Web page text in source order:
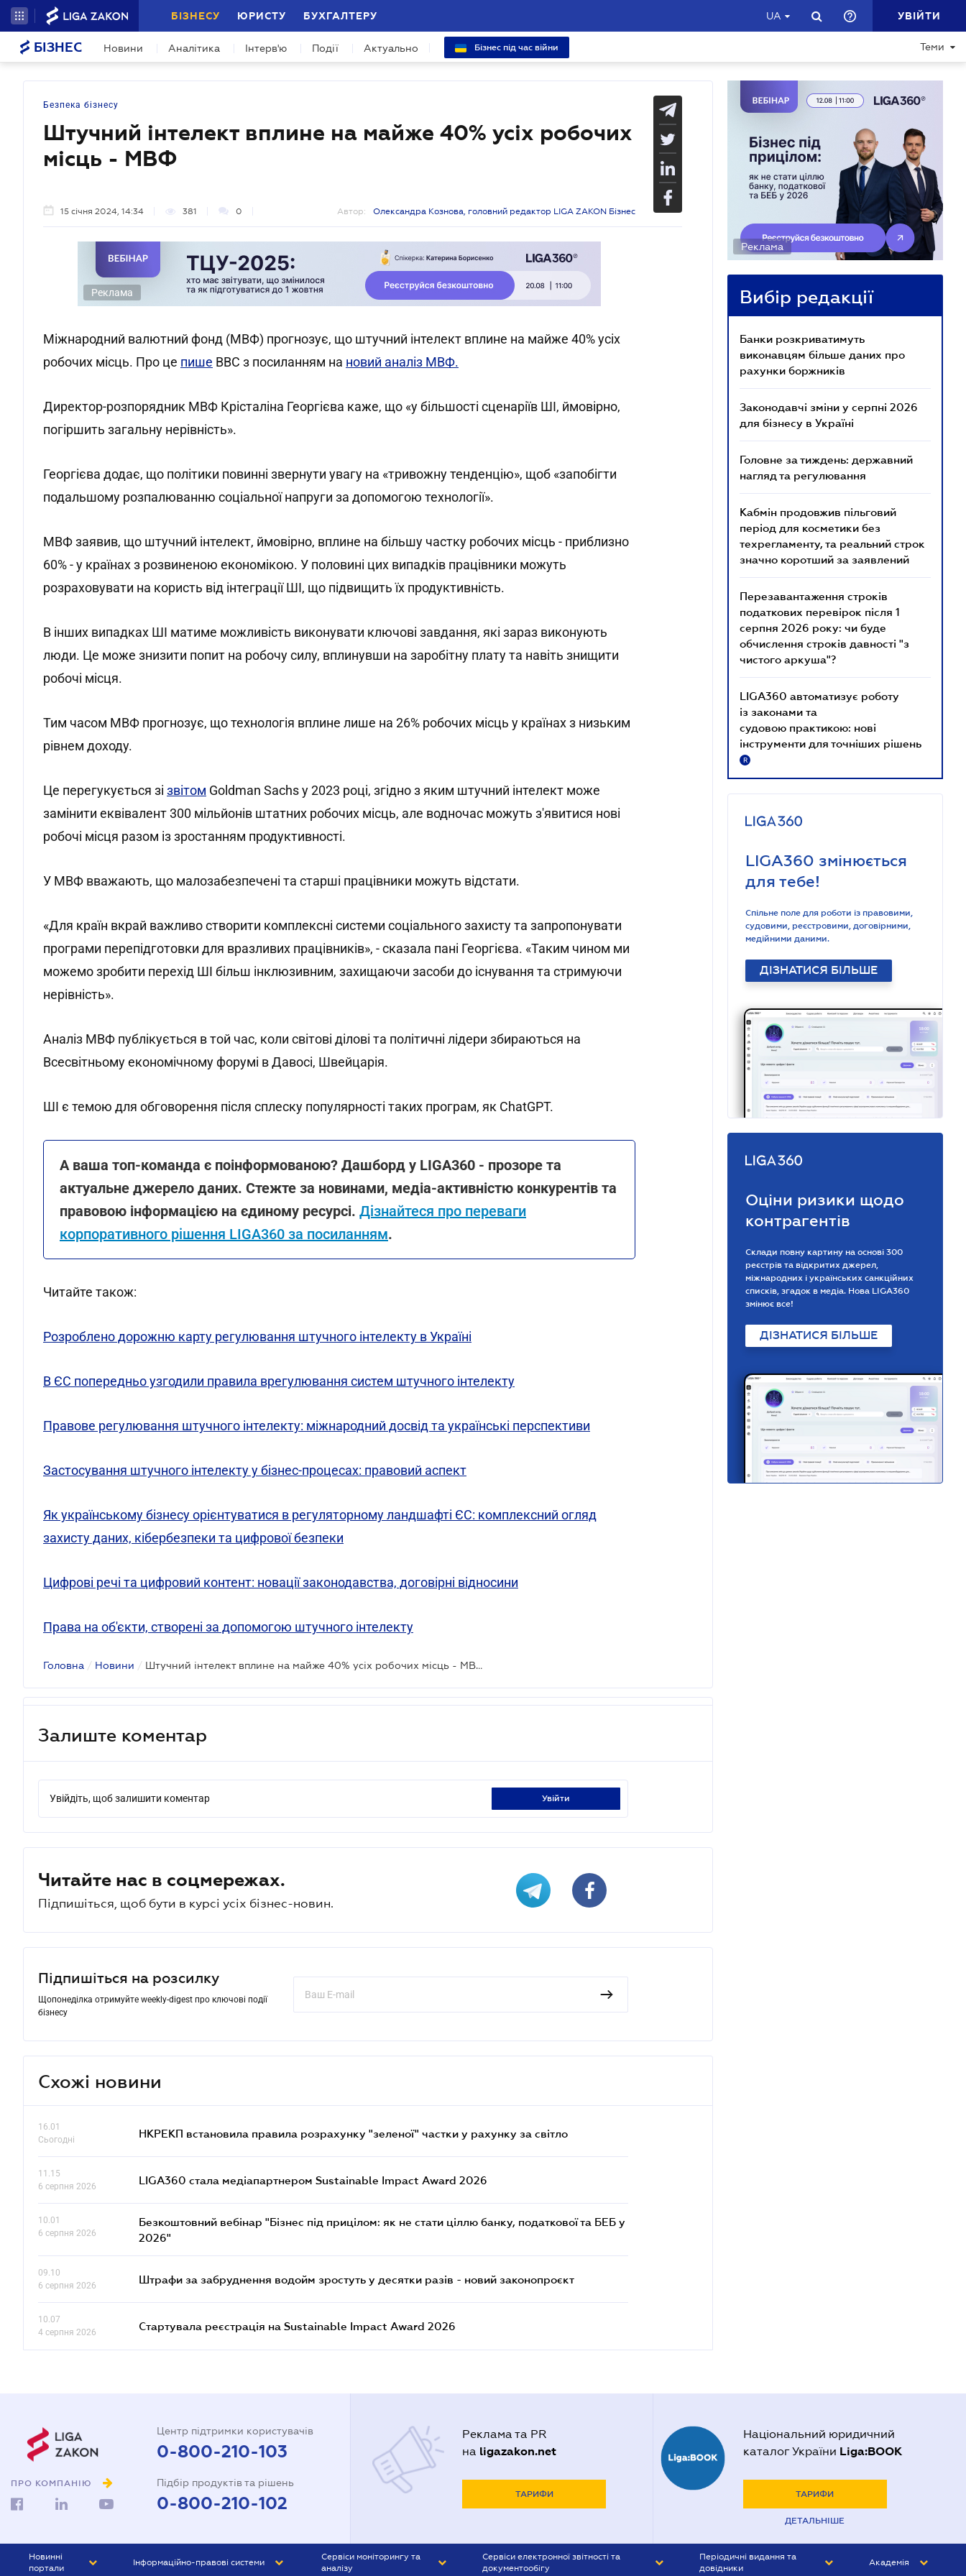
БІЗНЕСУ ЮРИСТУ БУХГАЛТЕРУ UA УВІЙТИ
БІЗНЕС Новини Аналітика Інтерв'ю Події Актуально Бізнес під час війни Теми
Безпека бізнесу
Штучний інтелект вплине на майже 40% усіх робочих
місць - МВФ
15 січня 2024, 14:34 381 0 Автор: Олександра Кознова, головний редактор LIGA ZAKON Бізнес
Реклама
Міжнародний валютний фонд (МВФ) прогнозує, що штучний інтелект вплине на майже 40% усіх
робочих місць. Про це пише BBC з посиланням на новий аналіз МВФ.
Директор-розпорядник МВФ Крісталіна Георгієва каже, що «у більшості сценаріїв ШІ, ймовірно,
погіршить загальну нерівність».
Георгієва додає, що політики повинні звернути увагу на «тривожну тенденцію», щоб «запобігти
подальшому розпалюванню соціальної напруги за допомогою технології».
МВФ заявив, що штучний інтелект, ймовірно, вплине на більшу частку робочих місць - приблизно
60% - у країнах з розвиненою економікою. У половині цих випадків працівники можуть
розраховувати на користь від інтеграції ШІ, що підвищить їх продуктивність.
В інших випадках ШІ матиме можливість виконувати ключові завдання, які зараз виконують
люди. Це може знизити попит на робочу силу, вплинувши на заробітну плату та навіть знищити
робочі місця.
Тим часом МВФ прогнозує, що технологія вплине лише на 26% робочих місць у країнах з низьким
рівнем доходу.
Це перегукується зі звітом Goldman Sachs у 2023 році, згідно з яким штучний інтелект може
замінити еквівалент 300 мільйонів штатних робочих місць, але водночас можуть з'явитися нові
робочі місця разом із зростанням продуктивності.
У МВФ вважають, що малозабезпечені та старші працівники можуть відстати.
«Для країн вкрай важливо створити комплексні системи соціального захисту та запропонувати
програми перепідготовки для вразливих працівників», - сказала пані Георгієва. «Таким чином ми
можемо зробити перехід ШІ більш інклюзивним, захищаючи засоби до існування та стримуючи
нерівність».
Аналіз МВФ публікується в той час, коли світові ділові та політичні лідери збираються на
Всесвітньому економічному форумі в Давосі, Швейцарія.
ШІ є темою для обговорення після сплеску популярності таких програм, як ChatGPT.
А ваша топ-команда є поінформованою? Дашборд у LIGA360 - прозоре та
актуальне джерело даних. Стежте за новинами, медіа-активністю конкурентів та
правовою інформацією на єдиному ресурсі. Дізнайтеся про переваги
корпоративного рішення LIGA360 за посиланням.
Читайте також:
Розроблено дорожню карту регулювання штучного інтелекту в Україні
В ЄС попередньо узгодили правила врегулювання систем штучного інтелекту
Правове регулювання штучного інтелекту: міжнародний досвід та українські перспективи
Застосування штучного інтелекту у бізнес-процесах: правовий аспект
Як українському бізнесу орієнтуватися в регуляторному ландшафті ЄС: комплексний огляд
захисту даних, кібербезпеки та цифрової безпеки
Цифрові речі та цифровий контент: новації законодавства, договірні відносини
Права на об'єкти, створені за допомогою штучного інтелекту
Головна / Новини / Штучний інтелект вплине на майже 40% усіх робочих місць - МВФ
Залиште коментар
Увійдіть, щоб залишити коментар увійти
Читайте нас в соцмережах.
Підпишіться, щоб бути в курсі усіх бізнес-новин.
Підпишіться на розсилку
Щопонеділка отримуйте weekly-digest про ключові події
бізнесу
Схожі новини
16.01
Сьогодні
НКРЕКП встановила правила розрахунку "зеленої" частки у рахунку за світло
11.15
6 серпня 2026
LIGA360 стала медіапартнером Sustainable Impact Award 2026
10.01
6 серпня 2026
Безкоштовний вебінар "Бізнес під прицілом: як не стати ціллю банку, податкової та БЕБ у
2026"
09.10
6 серпня 2026
Штрафи за забруднення водойм зростуть у десятки разів - новий законопроєкт
10.07
4 серпня 2026
Стартувала реєстрація на Sustainable Impact Award 2026
Реклама
Вибір редакції
Банки розкриватимуть
виконавцям більше даних про
рахунки боржників
Законодавчі зміни у серпні 2026
для бізнесу в Україні
Головне за тиждень: державний
нагляд та регулювання
Кабмін продовжив пільговий
період для косметики без
техрегламенту, та реальний строк
значно коротший за заявлений
Перезавантаження строків
податкових перевірок після 1
серпня 2026 року: чи буде
обчислення строків давності "з
чистого аркуша"?
LIGA360 автоматизує роботу
із законами та
судовою практикою: нові
інструменти для точніших рішень
R
LIGA360 змінюється
для тебе!
Спільне поле для роботи із правовими,
судовими, реєстровими, договірними,
медійними даними.
ДІЗНАТИСЯ БІЛЬШЕ
Оціни ризики щодо
контрагентів
Склади повну картину на основі 300
реєстрів та відкритих джерел,
міжнародних і українських санкційних
списків, згадок в медіа. Нова LIGA360
змінює все!
ДІЗНАТИСЯ БІЛЬШЕ
ПРО КОМПАНІЮ
Центр підтримки користувачів
0-800-210-103
Підбір продуктів та рішень
0-800-210-102
Реклама та PR
на ligazakon.net
ТАРИФИ
Національний юридичний
каталог України Liga:BOOK
ТАРИФИ
ДЕТАЛЬНІШЕ
Новинні
портали
Інформаційно-правові системи
Сервіси моніторингу та
аналізу
Сервіси електронної звітності та
документообігу
Періодичні видання та
довідники
Академія